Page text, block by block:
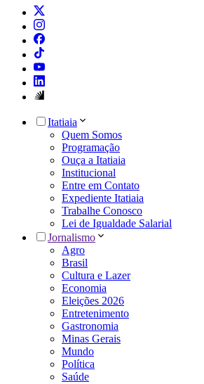
Itatiaia
Quem Somos
Programação
Ouça a Itatiaia
Institucional
Entre em Contato
Expediente Itatiaia
Trabalhe Conosco
Lei de Igualdade Salarial
Jornalismo
Agro
Brasil
Cultura e Lazer
Economia
Eleições 2026
Entretenimento
Gastronomia
Minas Gerais
Mundo
Política
Saúde